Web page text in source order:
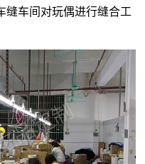
缝车间对玩偶进行缝合工